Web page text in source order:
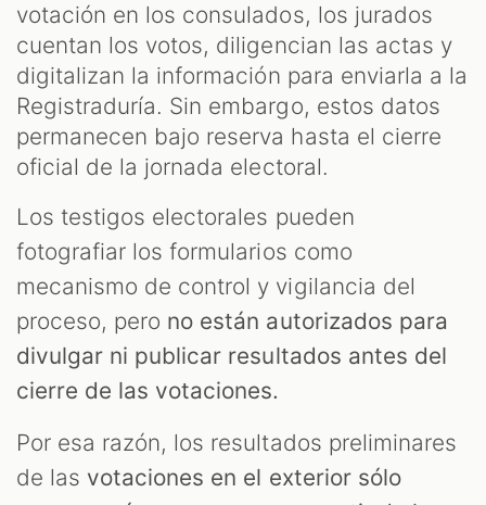
votación en los consulados, los jurados
cuentan los votos, diligencian las actas y
digitalizan la información para enviarla a la
Registraduría. Sin embargo, estos datos
permanecen bajo reserva hasta el cierre
oficial de la jornada electoral.
Los testigos electorales pueden
fotografiar los formularios como
mecanismo de control y vigilancia del
proceso, pero no están autorizados para
divulgar ni publicar resultados antes del
cierre de las votaciones.
Por esa razón, los resultados preliminares
de las votaciones en el exterior sólo